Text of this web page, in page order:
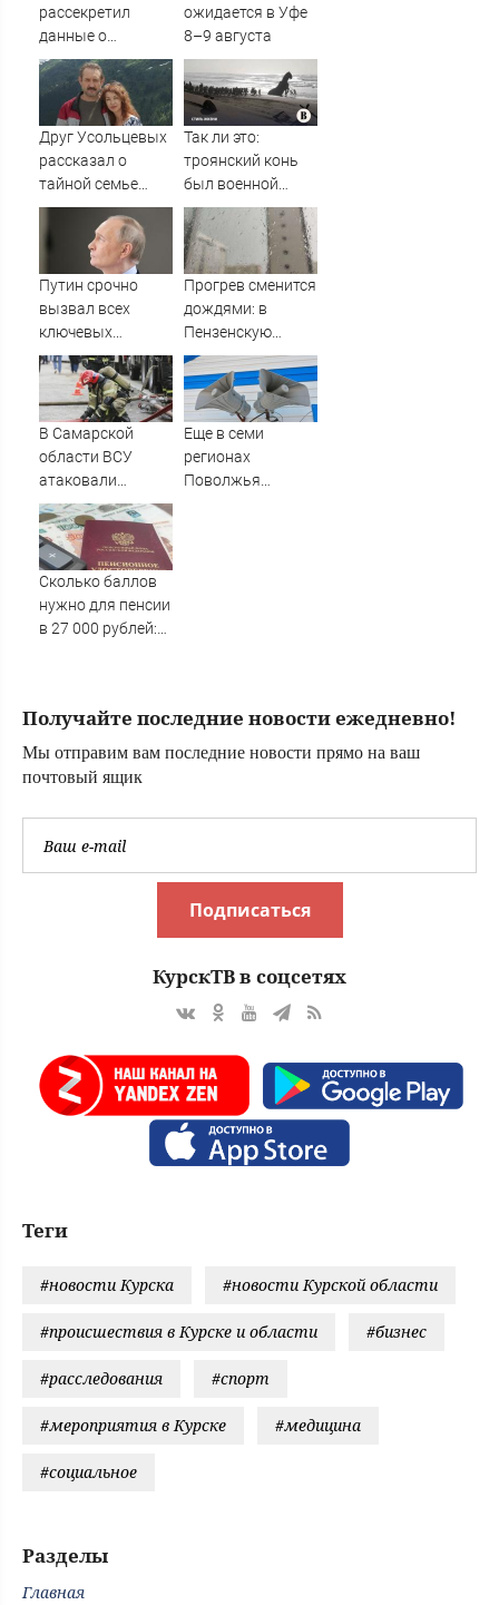
рассекретил
данные о
появлении НЛО
на Ближнем
Востоке
ожидается в Уфе
8–9 августа
Друг Усольцевых
рассказал о
тайной семье
бизнесмена
Так ли это:
троянский конь
был военной
хитростью
Одиссея?
Путин срочно
вызвал всех
ключевых
руководителей в
Кремль. Что
произошло?
Прогрев сменится
дождями: в
Пензенскую
область идет
похолодание до
+17
В Самарской
области ВСУ
атаковали
промышленное
предприятие
Еще в семи
регионах
Поволжья
Сколько баллов
нужно для пенсии
в 27 000 рублей:
иллюзий
Получайте последние новости ежедневно!
Мы отправим вам последние новости прямо на ваш
почтовый ящик
Подписаться
КурскТВ в соцсетях
Теги
#новости Курска #новости Курской области
#происшествия в Курске и области #бизнес
#расследования #спорт
#мероприятия в Курске #медицина
#социальное
Разделы
Главная